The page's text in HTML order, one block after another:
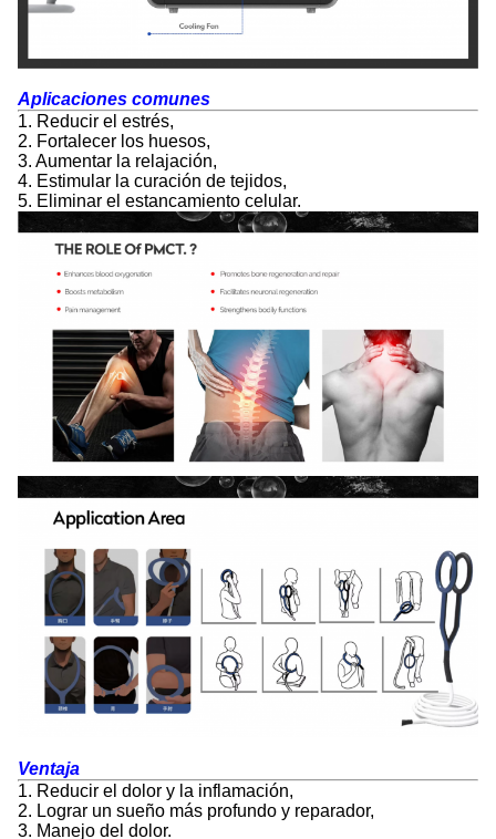
Aplicaciones comunes
1. Reducir el estrés,
2. Fortalecer los huesos,
3. Aumentar la relajación,
4. Estimular la curación de tejidos,
5. Eliminar el estancamiento celular.
Ventaja
1. Reducir el dolor y la inflamación,
2. Lograr un sueño más profundo y reparador,
3. Manejo del dolor.